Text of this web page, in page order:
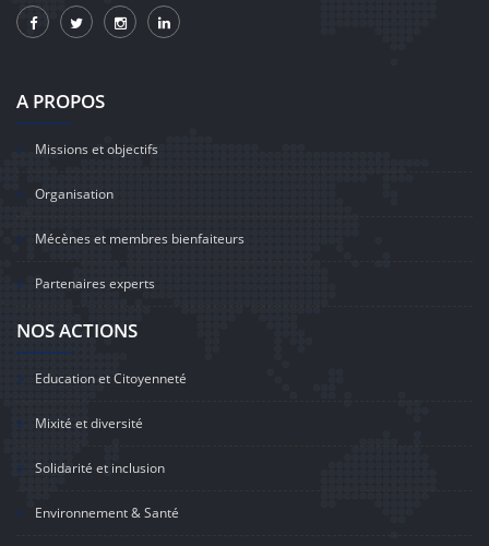
A PROPOS
Missions et objectifs
Organisation
Mécènes et membres bienfaiteurs
Partenaires experts
NOS ACTIONS
Education et Citoyenneté
Mixité et diversité
Solidarité et inclusion
Environnement & Santé